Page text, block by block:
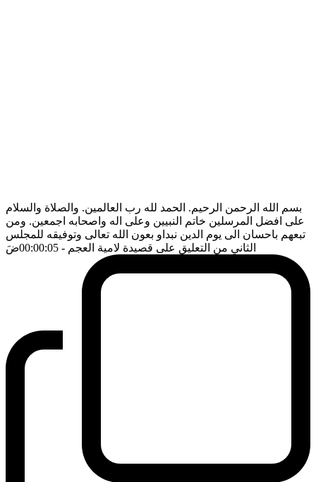
بسم الله الرحمن الرحيم. الحمد لله رب العالمين. والصلاة والسلام
على افضل المرسلين خاتم النبيين وعلى اله واصحابه اجمعين. ومن
تبعهم باحسان الى يوم الدين نبداو بعون الله تعالى وتوفيقه للمجلس
الثاني من التعليق على قصيدة لامية العجم - 00:00:05 ضَ